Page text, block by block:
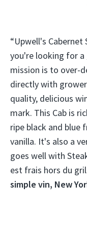
“Upwell's
you're looking for a
mission is to over-
directly with
quality, delicious
mark. This Cab is
ripe black and blue
vanilla. It's also a
goes well with
est frais hors du
simple vin, New